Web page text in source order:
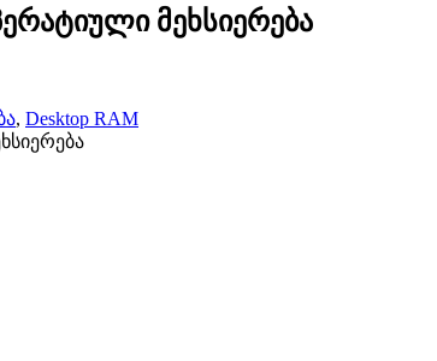
მეხსიერება
, Desktop RAM